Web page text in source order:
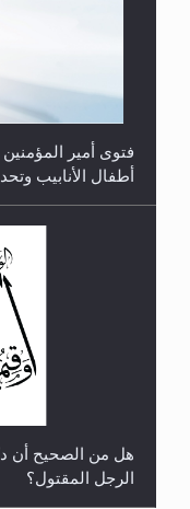
فتوى أمير
أطفال الأنابيب
هل من الصحيح أن
الرجل المقتول؟